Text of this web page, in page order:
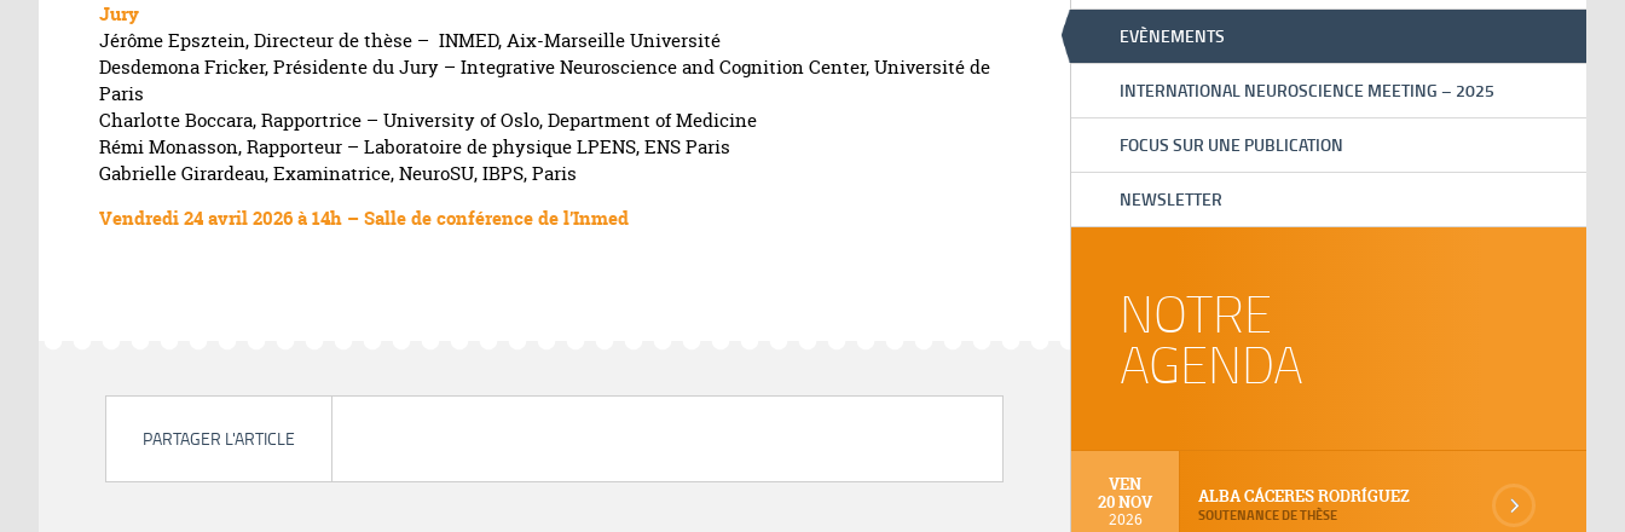
Jury
Jérôme Epsztein, Directeur de thèse – INMED, Aix-Marseille Université
Desdemona Fricker, Présidente du Jury – Integrative Neuroscience and Cognition Center, Université de
Paris
Charlotte Boccara, Rapportrice – University of Oslo, Department of Medicine
Rémi Monasson, Rapporteur – Laboratoire de physique LPENS, ENS Paris
Gabrielle Girardeau, Examinatrice, NeuroSU, IBPS, Paris
Vendredi 24 avril 2026 à 14h – Salle de conférence de l’Inmed
PARTAGER L'ARTICLE
EVÈNEMENTS
INTERNATIONAL NEUROSCIENCE MEETING – 2025
FOCUS SUR UNE PUBLICATION
NEWSLETTER
NOTRE
AGENDA
VEN
20 NOV
2026
ALBA CÁCERES RODRÍGUEZ
SOUTENANCE DE THÈSE